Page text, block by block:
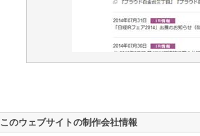
このウェブサイトの制作会社情報